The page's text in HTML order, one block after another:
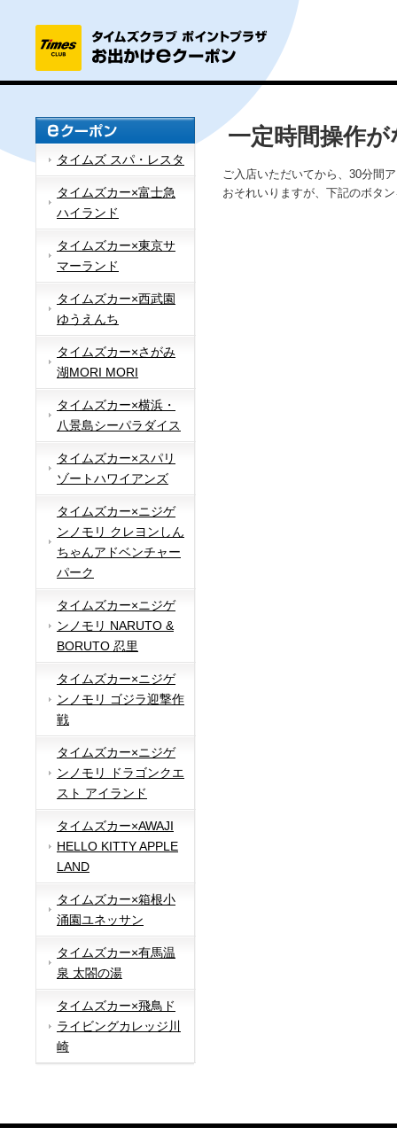
タイムズ スパ・レスタ
タイムズカー×富士急
ハイランド
タイムズカー×東京サ
マーランド
タイムズカー×西武園
ゆうえんち
タイムズカー×さがみ
湖MORI MORI
タイムズカー×横浜・
八景島シーパラダイス
タイムズカー×スパリ
ゾートハワイアンズ
タイムズカー×ニジゲ
ンノモリ クレヨンしん
ちゃんアドベンチャー
パーク
タイムズカー×ニジゲ
ンノモリ NARUTO &
BORUTO 忍里
タイムズカー×ニジゲ
ンノモリ ゴジラ迎撃作
戦
タイムズカー×ニジゲ
ンノモリ ドラゴンクエ
スト アイランド
タイムズカー×AWAJI
HELLO KITTY APPLE
LAND
タイムズカー×箱根小
涌園ユネッサン
タイムズカー×有馬温
泉 太閤の湯
タイムズカー×飛鳥ド
ライビングカレッジ川
崎
一定時間操作
ご入店いただいてから、30分間
おそれいりますが、下記のボタ